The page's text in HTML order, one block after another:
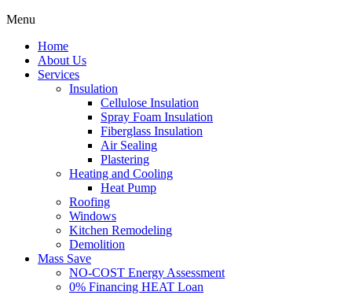
Menu
Home
About Us
Services
Insulation
Cellulose Insulation
Spray Foam Insulation
Fiberglass Insulation
Air Sealing
Plastering
Heating and Cooling
Heat Pump
Roofing
Windows
Kitchen Remodeling
Demolition
Mass Save
NO-COST Energy Assessment
0% Financing HEAT Loan